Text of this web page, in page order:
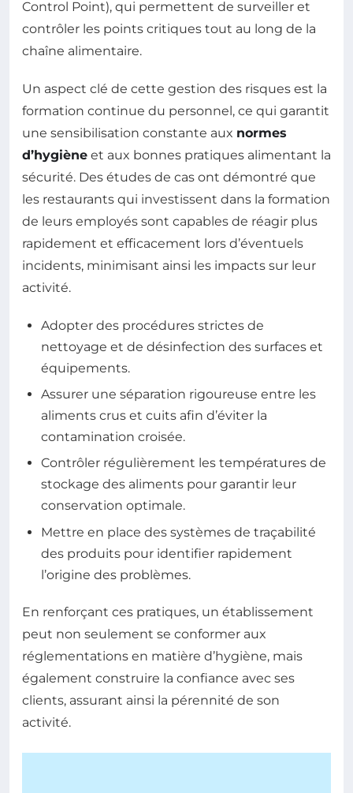
Control Point), qui permettent de surveiller et
contrôler les points critiques tout au long de la
chaîne alimentaire.
Un aspect clé de cette gestion des risques est la
formation continue du personnel, ce qui garantit
une sensibilisation constante aux normes
d’hygiène et aux bonnes pratiques alimentant la
sécurité. Des études de cas ont démontré que
les restaurants qui investissent dans la formation
de leurs employés sont capables de réagir plus
rapidement et efficacement lors d’éventuels
incidents, minimisant ainsi les impacts sur leur
activité.
Adopter des procédures strictes de
nettoyage et de désinfection des surfaces et
équipements.
Assurer une séparation rigoureuse entre les
aliments crus et cuits afin d’éviter la
contamination croisée.
Contrôler régulièrement les températures de
stockage des aliments pour garantir leur
conservation optimale.
Mettre en place des systèmes de traçabilité
des produits pour identifier rapidement
l’origine des problèmes.
En renforçant ces pratiques, un établissement
peut non seulement se conformer aux
réglementations en matière d’hygiène, mais
également construire la confiance avec ses
clients, assurant ainsi la pérennité de son
activité.